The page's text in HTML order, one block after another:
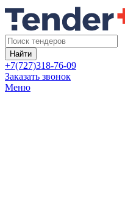
Найти
+7(727)318-76-09
Заказать звонок
Меню